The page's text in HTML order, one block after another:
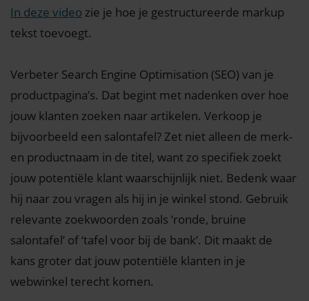
In deze video zie je hoe je gestructureerde markup
tekst toevoegt.
Verbeter Search Engine Optimisation (SEO) van je
productpagina’s. Dat begint met nadenken over hoe
jouw klanten zoeken naar artikelen. Verkoop je
bijvoorbeeld een salontafel? Zet niet alleen de merk-
en productnaam in de titel, want zo specifiek zoekt
jouw potentiële klant waarschijnlijk niet. Bedenk waar
hij naar zou vragen als hij in je winkel stond. Gebruik
relevante zoekwoorden zoals ‘ronde, bruine
salontafel’ of ‘tafel voor bij de bank’. Dit maakt de
kans groter dat jouw potentiële klanten in je
webwinkel terecht komen.